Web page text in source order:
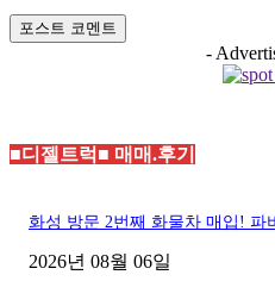
-
■디젤트럭■ 매매.후기
화성 방문 2번째 화물차 매입! 파
2026년 08월 06일